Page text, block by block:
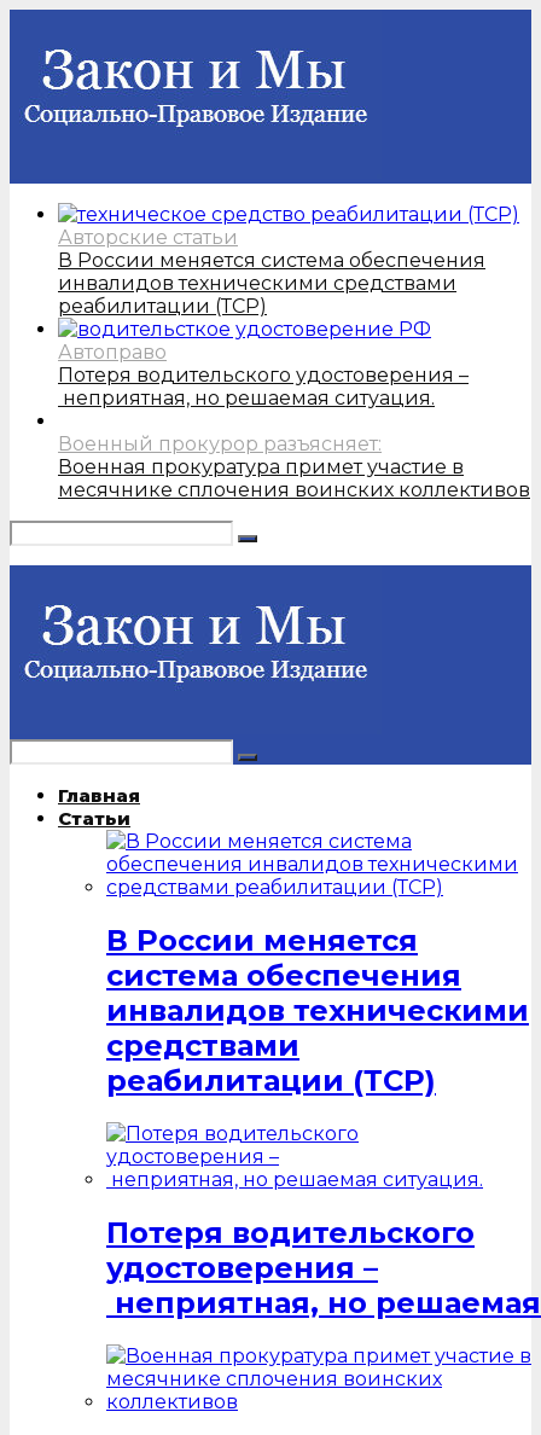
Авторские статьи
В России меняется система обеспечения
инвалидов техническими средствами
реабилитации (ТСР)
Автоправо
Потеря водительского удостоверения –
неприятная, но решаемая ситуация.
Военный прокурор разъясняет:
Военная прокуратура примет участие в
месячнике сплочения воинских коллективов
Главная
Статьи
В России меняется
система обеспечения
инвалидов техническими
средствами
реабилитации (ТСР)
Потеря водительского
удостоверения –
неприятная, но